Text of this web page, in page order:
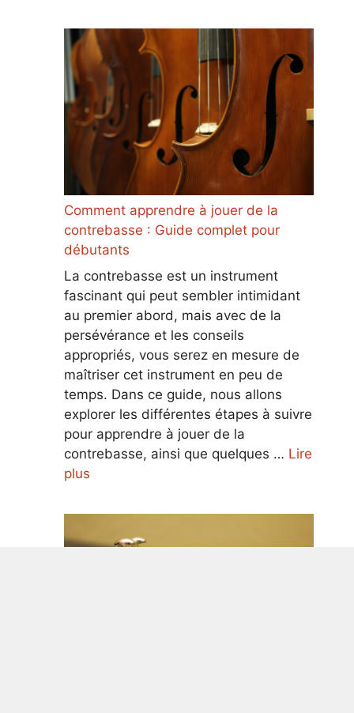
Comment apprendre à jouer de la
contrebasse : Guide complet pour
débutants
La contrebasse est un instrument
fascinant qui peut sembler intimidant
au premier abord, mais avec de la
persévérance et les conseils
appropriés, vous serez en mesure de
maîtriser cet instrument en peu de
temps. Dans ce guide, nous allons
explorer les différentes étapes à suivre
pour apprendre à jouer de la
contrebasse, ainsi que quelques … Lire
plus